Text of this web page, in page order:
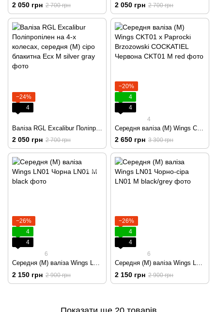
2 050 грн 2 700 грн 2 050 грн 2 700 грн
−24%
4
2 050 грн 2 700 грн
−20%
4
4
4
2 650 грн 3 300 грн
−26%
4
4
6
Середня (M) валіза Wings LN01 Чорна
2 150 грн 2 900 грн
−26%
4
4
6
Середня (M) валіза Wings LN01 Чорно-сіра
2 150 грн 2 900 грн